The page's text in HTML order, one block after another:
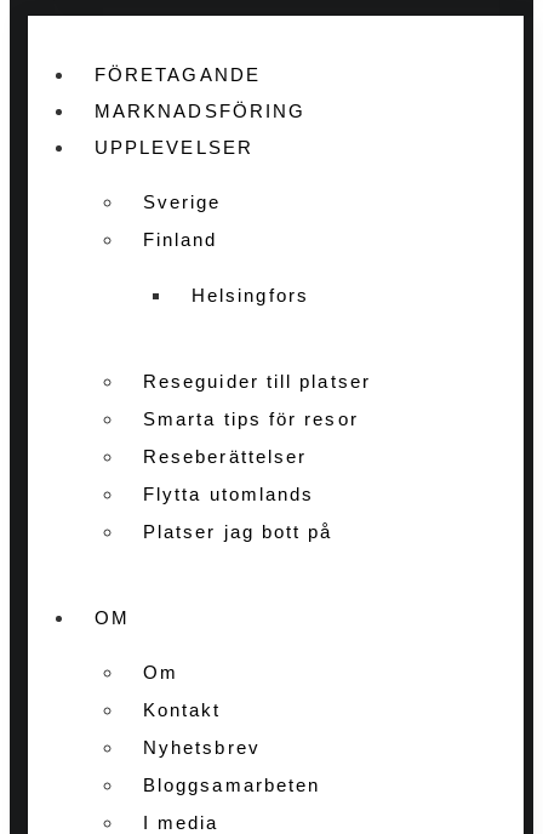
FÖRETAGANDE
MARKNADSFÖRING
UPPLEVELSER
Sverige
Finland
Helsingfors
Reseguider till platser
Smarta tips för resor
Reseberättelser
Flytta utomlands
Platser jag bott på
OM
Om
Kontakt
Nyhetsbrev
Bloggsamarbeten
I media